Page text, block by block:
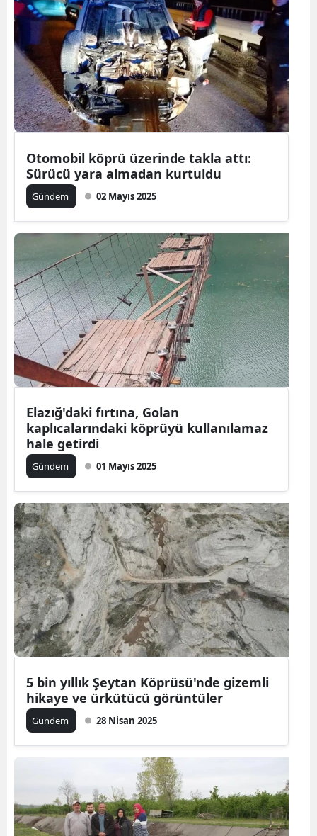
Otomobil köprü üzerinde takla attı:
Sürücü yara almadan kurtuldu
Gündem 02 Mayıs 2025
Elazığ'daki fırtına, Golan
kaplıcalarındaki köprüyü kullanılamaz
hale getirdi
Gündem 01 Mayıs 2025
5 bin yıllık Şeytan Köprüsü'nde gizemli
hikaye ve ürkütücü görüntüler
Gündem 28 Nisan 2025